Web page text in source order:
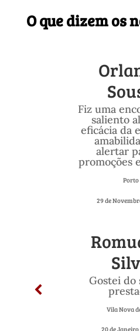
O que dizem os
Fiz uma
saliento
eficácia da
alertar
promoções
Porto
29 de
Gostei do
Vila Nova
20 de Janeiro